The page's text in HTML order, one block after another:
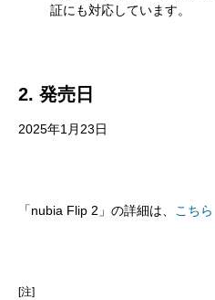
証にも対応しています。
2. 発売日
2025年1月23日
「nubia Flip 2」の詳細は、 こちら
[注]